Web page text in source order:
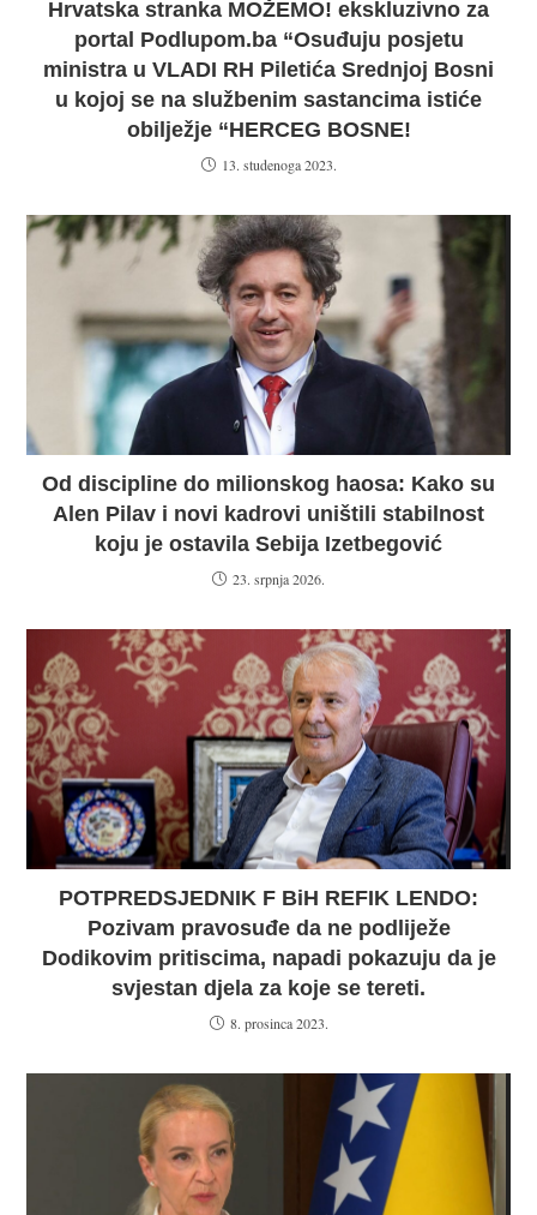
Hrvatska stranka MOŽEMO! ekskluzivno za
portal Podlupom.ba “Osuđuju posjetu
ministra u VLADI RH Piletića Srednjoj Bosni
u kojoj se na službenim sastancima istiće
obilježje “HERCEG BOSNE!
13. studenoga 2023.
Od discipline do milionskog haosa: Kako su
Alen Pilav i novi kadrovi uništili stabilnost
koju je ostavila Sebija Izetbegović
23. srpnja 2026.
POTPREDSJEDNIK F BiH REFIK LENDO:
Pozivam pravosuđe da ne podliježe
Dodikovim pritiscima, napadi pokazuju da je
svjestan djela za koje se tereti.
8. prosinca 2023.